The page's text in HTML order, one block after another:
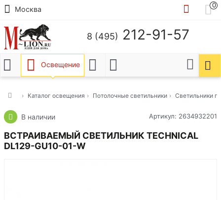
Москва
0
8 (495) 212-91-57
Освещение
Каталог освещения Потолочные светильники Светильники
В наличии Артикул: 2634932201
ВСТРАИВАЕМЫЙ СВЕТИЛЬНИК TECHNICAL
DL129-GU10-01-W